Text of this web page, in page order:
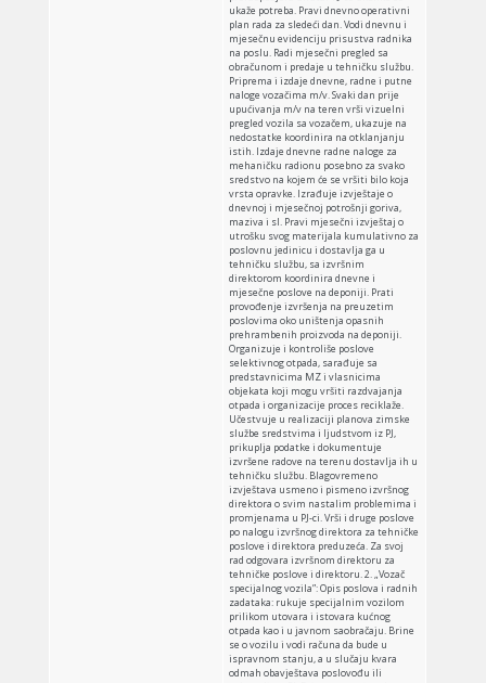
ukaže potreba. Pravi dnevno operativni
plan rada za sledeći dan. Vodi dnevnu i
mjesečnu evidenciju prisustva radnika
na poslu. Radi mjesečni pregled sa
obračunom i predaje u tehničku službu.
Priprema i izdaje dnevne, radne i putne
naloge vozačima m/v. Svaki dan prije
upućivanja m/v na teren vrši vizuelni
pregled vozila sa vozačem, ukazuje na
nedostatke koordinira na otklanjanju
istih. Izdaje dnevne radne naloge za
mehaničku radionu posebno za svako
sredstvo na kojem će se vršiti bilo koja
vrsta opravke. Izrađuje izvještaje o
dnevnoj i mjesečnoj potrošnji goriva,
maziva i sl. Pravi mjesečni izvještaj o
utrošku svog materijala kumulativno za
poslovnu jedinicu i dostavlja ga u
tehničku službu, sa izvršnim
direktorom koordinira dnevne i
mjesečne poslove na deponiji. Prati
provođenje izvršenja na preuzetim
poslovima oko uništenja opasnih
prehrambenih proizvoda na deponiji.
Organizuje i kontroliše poslove
selektivnog otpada, sarađuje sa
predstavnicima MZ i vlasnicima
objekata koji mogu vršiti razdvajanja
otpada i organizacije proces reciklaže.
Učestvuje u realizaciji planova zimske
službe sredstvima i ljudstvom iz PJ,
prikuplja podatke i dokumentuje
izvršene radove na terenu dostavlja ih u
tehničku službu. Blagovremeno
izvještava usmeno i pismeno izvršnog
direktora o svim nastalim problemima i
promjenama u PJ-ci. Vrši i druge poslove
po nalogu izvršnog direktora za tehničke
poslove i direktora preduzeća. Za svoj
rad odgovara izvršnom direktoru za
tehničke poslove i direktoru. 2. „Vozač
specijalnog vozila”: Opis poslova i radnih
zadataka: rukuje specijalnim vozilom
prilikom utovara i istovara kućnog
otpada kao i u javnom saobračaju. Brine
se o vozilu i vodi računa da bude u
ispravnom stanju, a u slučaju kvara
odmah obavještava poslovođu ili